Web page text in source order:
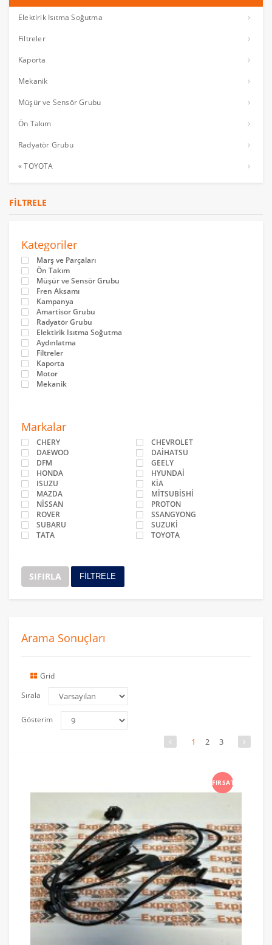
Elektirik Isıtma Soğutma
Filtreler
Kaporta
Mekanik
Müşür ve Sensör Grubu
Ön Takım
Radyatör Grubu
« TOYOTA
FILTRELE
Kategoriler
Marş ve Parçaları
Ön Takım
Müşür ve Sensör Grubu
Fren Aksamı
Kampanya
Amartisor Grubu
Radyatör Grubu
Elektirik Isıtma Soğutma
Aydınlatma
Filtreler
Kaporta
Motor
Mekanik
Markalar
CHERY
CHEVROLET
DAEWOO
DAİHATSU
DFM
GEELY
HONDA
HYUNDAİ
ISUZU
KİA
MAZDA
MİTSUBİSHİ
NİSSAN
PROTON
ROVER
SSANGYONG
SUBARU
SUZUKİ
TATA
TOYOTA
SIFIRLA FİLTRELE
Arama Sonuçları
Grid
Sırala
Gösterim
1 2 3
FIRSAT